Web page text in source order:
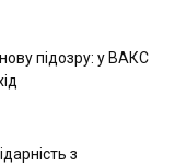
підозру: у ВАКС
з